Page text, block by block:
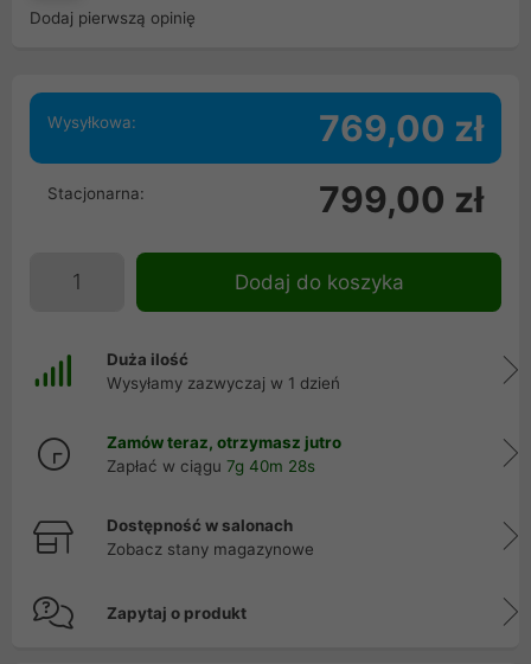
Dodaj pierwszą opinię
Wysyłkowa: 769,00 zł
Stacjonarna: 799,00 zł
Dodaj do koszyka
Duża ilość
Wysyłamy zazwyczaj w 1 dzień
Zamów teraz, otrzymasz jutro
Zapłać w ciągu 7g 40m 27s
Dostępność w salonach
Zobacz stany magazynowe
Zapytaj o produkt